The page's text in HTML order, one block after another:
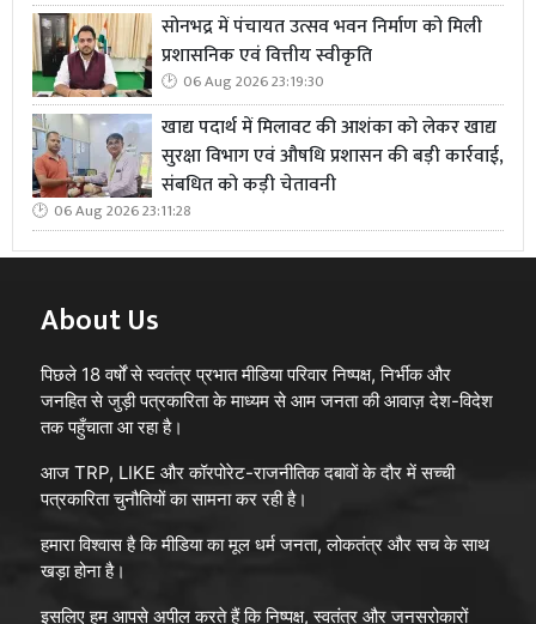
सोनभद्र में पंचायत उत्सव भवन निर्माण को मिली
प्रशासनिक एवं वित्तीय स्वीकृति
06 Aug 2026 23:19:30
खाद्य पदार्थ में मिलावट की आशंका को लेकर खाद्य
सुरक्षा विभाग एवं औषधि प्रशासन की बड़ी कार्रवाई,
संबधित को कड़ी चेतावनी
06 Aug 2026 23:11:28
About Us
पिछले 18 वर्षों से स्वतंत्र प्रभात मीडिया परिवार निष्पक्ष, निर्भीक और
जनहित से जुड़ी पत्रकारिता के माध्यम से आम जनता की आवाज़ देश-विदेश
तक पहुँचाता आ रहा है।
आज TRP, LIKE और कॉरपोरेट-राजनीतिक दबावों के दौर में सच्ची
पत्रकारिता चुनौतियों का सामना कर रही है।
हमारा विश्वास है कि मीडिया का मूल धर्म जनता, लोकतंत्र और सच के साथ
खड़ा होना है।
इसलिए हम आपसे अपील करते हैं कि निष्पक्ष, स्वतंत्र और जनसरोकारों